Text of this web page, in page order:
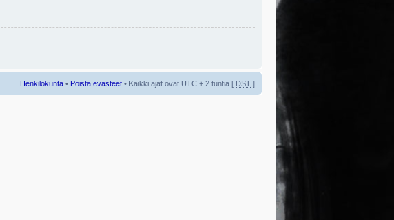
Henkilökunta • Poista evästeet • Kaikki ajat ovat UTC + 2 tuntia [ DST ]